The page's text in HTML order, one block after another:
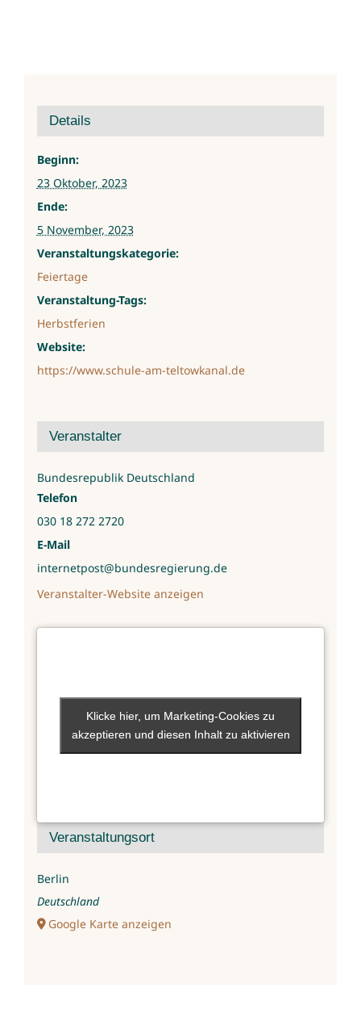
Details
Beginn:
23 Oktober, 2023
Ende:
5 November, 2023
Veranstaltungskategorie:
Feiertage
Veranstaltung-Tags:
Herbstferien
Website:
https://www.schule-am-teltowkanal.de
Veranstalter
Bundesrepublik Deutschland
Telefon
030 18 272 2720
E-Mail
internetpost@bundesregierung.de
Veranstalter-Website anzeigen
Veranstaltungsort
Berlin
Deutschland
Google Karte anzeigen
Klicke hier, um Marketing-Cookies zu
akzeptieren und diesen Inhalt zu aktivieren
Klicke hier, um Marketing-Cookies zu
akzeptieren und diesen Inhalt zu aktivieren